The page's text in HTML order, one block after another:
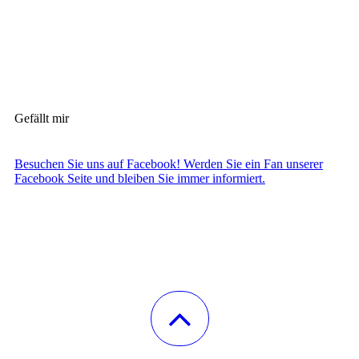
Gefällt mir
Besuchen Sie uns auf Facebook! Werden Sie ein Fan unserer
Facebook Seite und bleiben Sie immer informiert.